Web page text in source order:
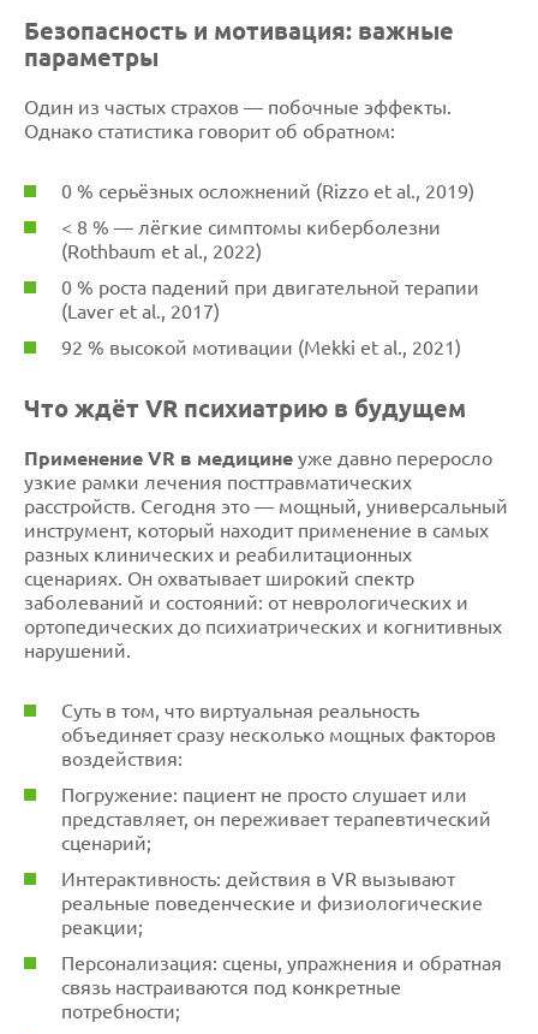
Безопасность и мотивация: важные
параметры
Один из частых страхов — побочные эффекты.
Однако статистика говорит об обратном:
0 % серьёзных осложнений (Rizzo et al., 2019)
< 8 % — лёгкие симптомы киберболезни
(Rothbaum et al., 2022)
0 % роста падений при двигательной терапии
(Laver et al., 2017)
92 % высокой мотивации (Mekki et al., 2021)
Что ждёт VR психиатрию в будущем
Применение VR в медицине уже давно переросло
узкие рамки лечения посттравматических
расстройств. Сегодня это — мощный, универсальный
инструмент, который находит применение в самых
разных клинических и реабилитационных
сценариях. Он охватывает широкий спектр
заболеваний и состояний: от неврологических и
ортопедических до психиатрических и когнитивных
нарушений.
Суть в том, что виртуальная реальность
объединяет сразу несколько мощных факторов
воздействия:
Погружение: пациент не просто слушает или
представляет, он переживает терапевтический
сценарий;
Интерактивность: действия в VR вызывают
реальные поведенческие и физиологические
реакции;
Персонализация: сцены, упражнения и обратная
связь настраиваются под конкретные
потребности;